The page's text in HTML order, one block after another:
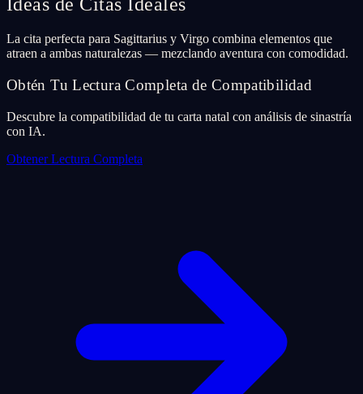
La cita perfecta para Sagittarius y Virgo combina elementos que
atraen a ambas naturalezas — mezclando aventura con comodidad.
Obtén Tu Lectura Completa de Compatibilidad
Descubre la compatibilidad de tu carta natal con análisis de sinastría
con IA.
Obtener Lectura Completa